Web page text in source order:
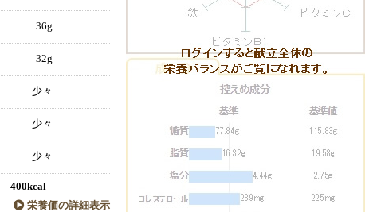
36g
32g
少々
少々
少々
400kcal
栄養価の詳細表示